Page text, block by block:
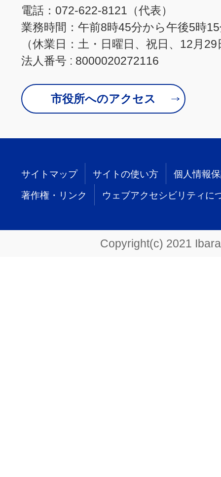
電話：072-622-8121（代表）
業務時間：午前8時45分から午後5時
（休業日：土・日曜日、祝日、12月
法人番号 : 8000020272116
市役所へのアクセス
サイトマップ サイトの使い方 個人情報
著作権・リンク ウェブアクセシビリティに
Copyright(c) 2021